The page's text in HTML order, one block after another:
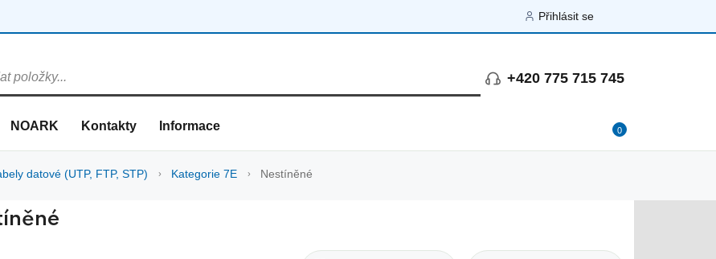
Přihlásit se
+420 775 715 745
NOARK Kontakty Informace 0
datové (UTP, FTP, STP) Kategorie 7E Nestíněné